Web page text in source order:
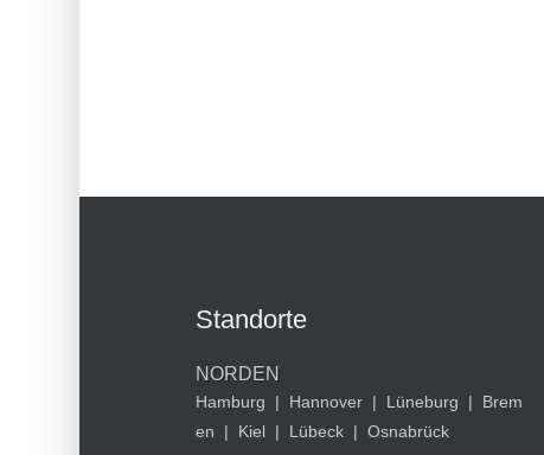
Standorte
NORDEN
Hamburg | Hannover | Lüneburg |
Brem
en
| Kiel | Lübeck | Osnabrück